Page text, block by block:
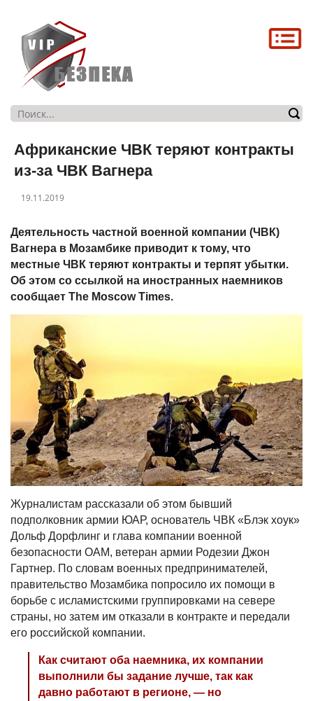
Про нас
Магазин
Контакти
Африканские ЧВК теряют контракты
из-за ЧВК Вагнера
19.11.2019
Деятельность частной военной компании (ЧВК)
Вагнера в Мозамбике приводит к тому, что
местные ЧВК теряют контракты и терпят убытки.
Об этом со ссылкой на иностранных наемников
сообщает The Moscow Times.
Журналистам рассказали об этом бывший
подполковник армии ЮАР, основатель ЧВК «Блэк хоук»
Дольф Дорфлинг и глава компании военной
безопасности OAM, ветеран армии Родезии Джон
Гартнер. По словам военных предпринимателей,
правительство Мозамбика попросило их помощи в
борьбе с исламистскими группировками на севере
страны, но затем им отказали в контракте и передали
его российской компании.
Как считают оба наемника, их компании
выполнили бы задание лучше, так как
давно работают в регионе, — но